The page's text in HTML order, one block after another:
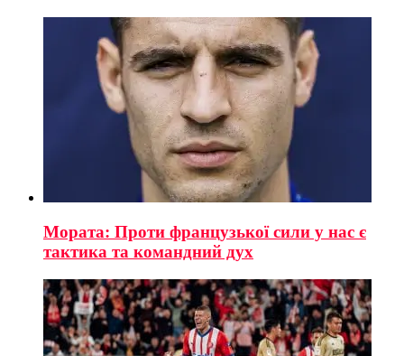
Мората: Проти французької сили у нас є
тактика та командний дух